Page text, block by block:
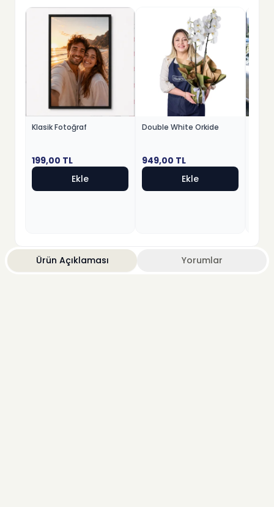
Klasik Fotoğraf
199,00 TL
Ekle
Double White Orkide
949,00 TL
Ekle
Ürün Açıklaması Yorumlar